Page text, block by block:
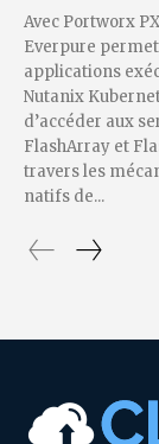
Avec Portworx
Everpure
applications
Nutanix
d’accéder aux
FlashArray et
travers les
natifs de...